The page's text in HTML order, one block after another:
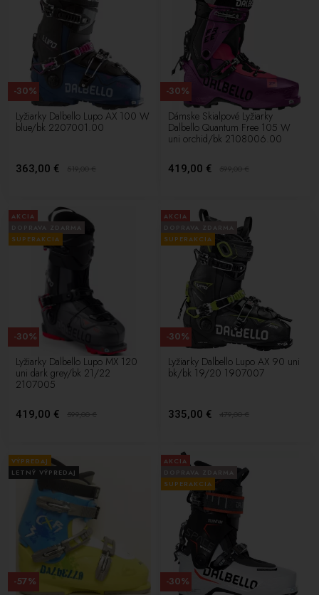
Lyžiarky Dalbello Lupo AX 100 W
blue/bk 2207001.00
363,00 € 519,00€
-30%
Dámske Skialpové Lyžiarky
Dalbello Quantum Free 105 W
uni orchid/bk 2108006.00
419,00 € 599,00€
-30%
AKCIA
SUPERAKCIA
Lyžiarky Dalbello Lupo MX 120
uni dark grey/bk 21/22
2107005
419,00 € 599,00€
-30%
AKCIA
SUPERAKCIA
Lyžiarky Dalbello Lupo AX 90 uni
bk/bk 19/20 1907007
335,00 € 479,00€
-30%
VÝPREDAJ
LETNÝ VÝPREDAJ
-57%
AKCIA
SUPERAKCIA
-30%